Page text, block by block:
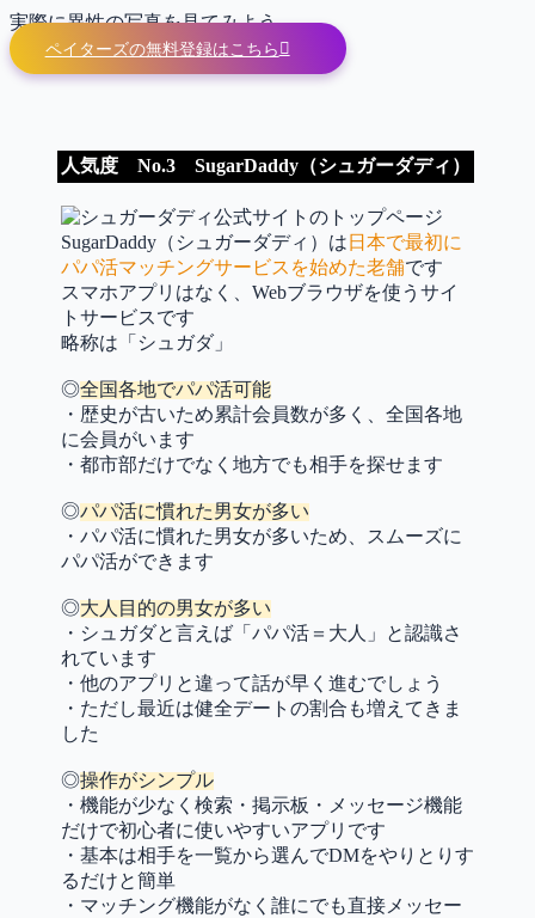
実際に異性の写真を見てみよう
ペイターズの無料登録はこちら
人気度 No.3 SugarDaddy（シュガーダディ）
SugarDaddy（シュガーダディ）は 日本で最初に
パパ活マッチングサービスを始めた老舗です
スマホアプリはなく、Webブラウザを使うサイ
トサービスです
略称は「シュガダ」
◎全国各地でパパ活可能
・歴史が古いため累計会員数が多く、全国各地
に会員がいます
・都市部だけでなく地方でも相手を探せます
◎パパ活に慣れた男女が多い
・パパ活に慣れた男女が多いため、スムーズに
パパ活ができます
◎大人目的の男女が多い
・シュガダと言えば「パパ活＝大人」と認識さ
れています
・他のアプリと違って話が早く進むでしょう
・ただし最近は健全デートの割合も増えてきま
した
◎操作がシンプル
・機能が少なく検索・掲示板・メッセージ機能
だけで初心者に使いやすいアプリです
・基本は相手を一覧から選んでDMをやりとりす
るだけと簡単
・マッチング機能がなく誰にでも直接メッセー